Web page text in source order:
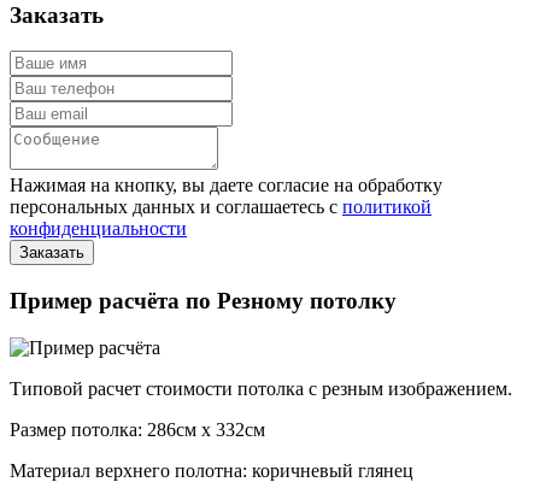
Заказать
Нажимая на кнопку, вы даете согласие на обработку
персональных данных и соглашаетесь с политикой
конфиденциальности
Пример расчёта по Резному потолку
Типовой расчет стоимости потолка с резным изображением.
Размер потолка: 286см x 332см
Материал верхнего полотна: коричневый глянец